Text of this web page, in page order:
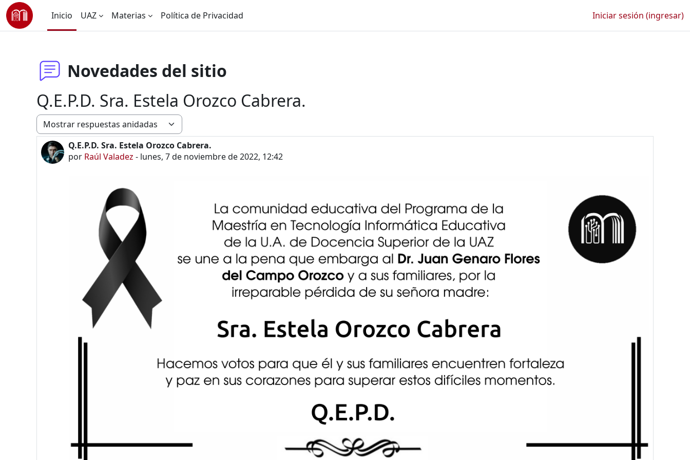
Saltar al contenido principal
Inicio
UAZ Materias Política de Privacidad Iniciar sesión (ingresar)
Novedades del sitio
Q.E.P.D. Sra. Estela Orozco Cabrera.
Modo de visualización
Q.E.P.D. Sra. Estela Orozco Cabrera.
por Raúl Valadez - lunes, 7 de noviembre de 2022, 12:42
Número de respuestas: 0